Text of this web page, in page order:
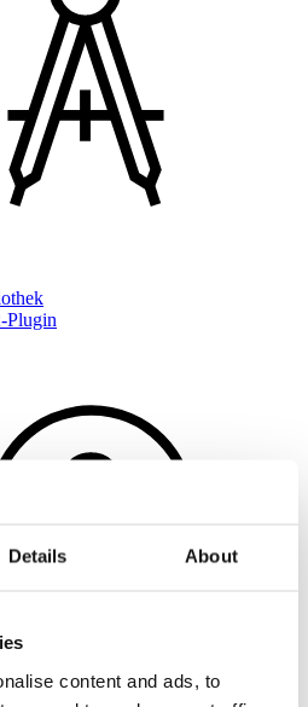
Details About
content and ads, to
Plugin